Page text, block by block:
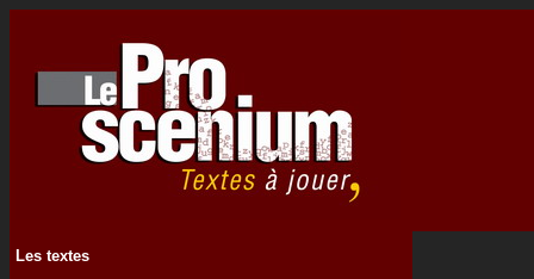
Les textes